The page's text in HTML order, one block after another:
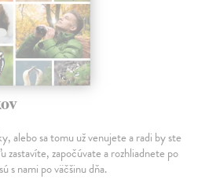
alebo sa tomu už venujete a radi by ste
zastavíte, započúvate a rozhliadnete po
s nami po väčšinu dňa.